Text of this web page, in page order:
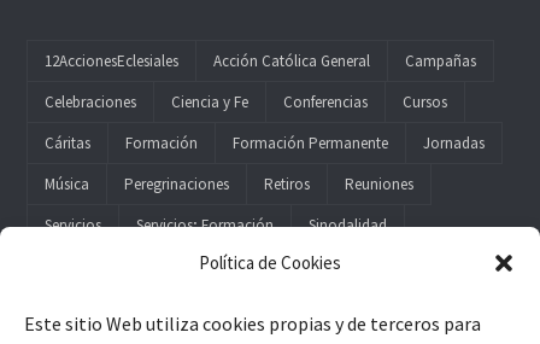
Política de Cookies
Este sitio Web utiliza cookies propias y de terceros para
12AccionesEclesiales Acción Católica General
Campañas
Celebraciones
Ciencia y Fe Conferencias
Cursos
Cáritas
Formación Formación Permanente
Jornadas
Música
Peregrinaciones Retiros
Reuniones
Servicios
Servicios; Formación Sinodalidad